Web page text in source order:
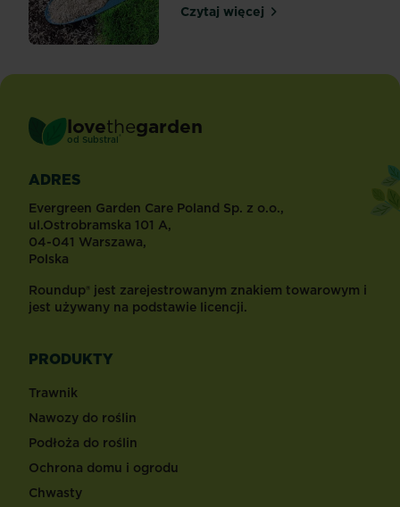
Czytaj więcejKiedy siać trawę –
lovethegarden
od Substral ®
ADRES
Evergreen Garden Care Poland Sp. z o.o.,
ul.Ostrobramska 101 A,
04-041 Warszawa,
Polska
Roundup® jest zarejestrowanym znakiem towarowym i
jest używany na podstawie licencji.
PRODUKTY
Trawnik
Nawozy do roślin
Podłoża do roślin
Ochrona domu i ogrodu
Chwasty